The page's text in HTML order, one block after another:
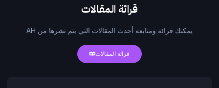
قرائة المقالات
يمكنك قرائة ومتابعه أحدث المقالات التي يتم نشرها من AH
قرائة المقالات